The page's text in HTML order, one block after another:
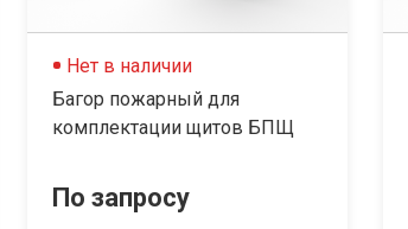
Нет в наличии
Багор пожарный для
комплектации щитов БПЩ
По запросу